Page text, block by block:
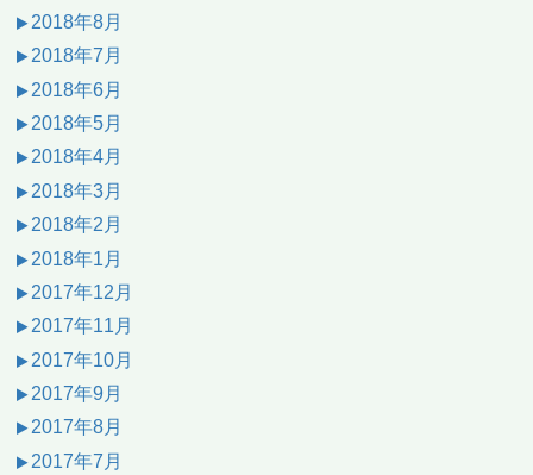
2018年8月
2018年7月
2018年6月
2018年5月
2018年4月
2018年3月
2018年2月
2018年1月
2017年12月
2017年11月
2017年10月
2017年9月
2017年8月
2017年7月